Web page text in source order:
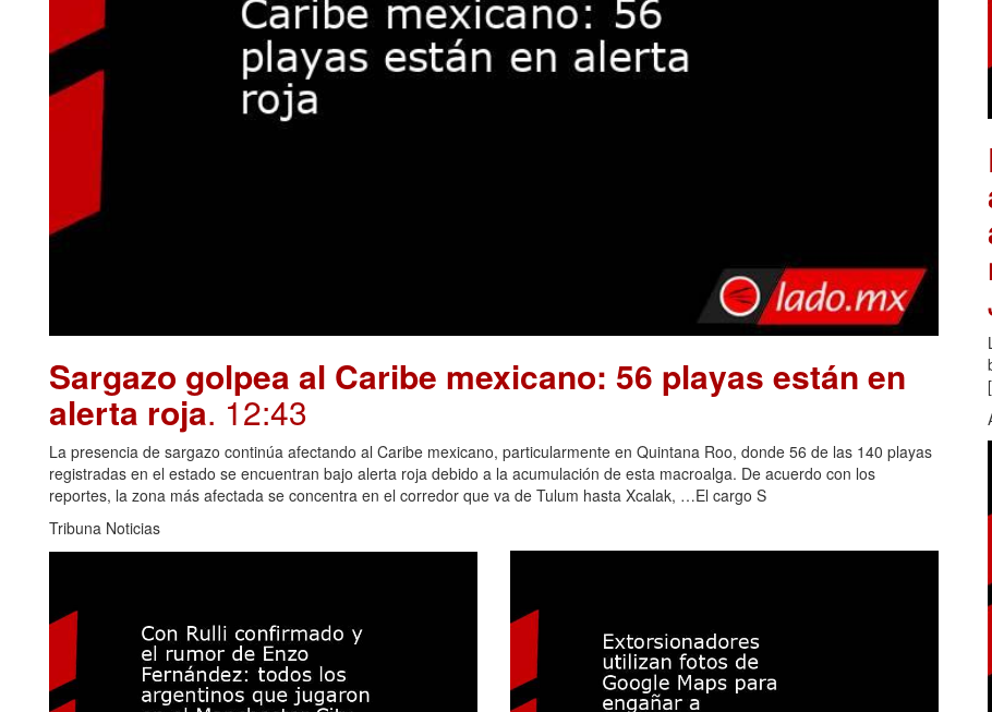
Sargazo golpea al Caribe mexicano: 56 playas están en
alerta roja. 12:43
La presencia de sargazo continúa afectando al Caribe mexicano, particularmente en Quintana Roo, donde 56 de las 140 playas
registradas en el estado se encuentran bajo alerta roja debido a la acumulación de esta macroalga. De acuerdo con los
reportes, la zona más afectada se concentra en el corredor que va de Tulum hasta Xcalak, …El cargo S
Tribuna Noticias